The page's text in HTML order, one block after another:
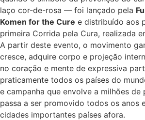
laço cor-de-rosa — foi lançado pela
Komen for the Cure e distribuído aos
primeira Corrida pela Cura, realizada
A partir deste evento, o movimento
cresce, adquire corpo e projeção
no coração e mente de expressiva
praticamente todos os países do
e campanha que envolve a milhões de
passa a ser promovido todos os anos
cidades importantes países afora.